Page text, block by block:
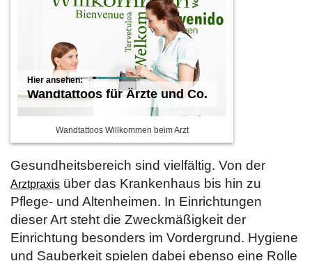
Wandtattoos für Ärzte und Co.
Wandtattoos Willkommen beim Arzt
Gesundheitsbereich sind vielfältig. Von der
Arztpraxis über das Krankenhaus bis hin zu
Pflege- und Altenheimen. In Einrichtungen
dieser Art steht die Zweckmäßigkeit der
Einrichtung besonders im Vordergrund. Hygiene
und Sauberkeit spielen dabei ebenso eine Rolle